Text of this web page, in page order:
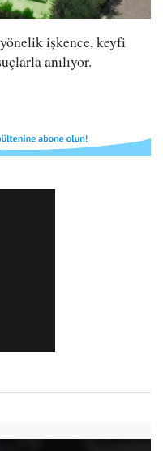
işkence, keyfi
anılıyor.